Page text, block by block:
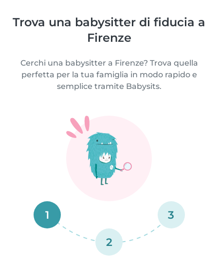
Trova una babysitter di fiducia a
Firenze
Cerchi una babysitter a Firenze? Trova quella
perfetta per la tua famiglia in modo rapido e
semplice tramite Babysits.
1
2
3